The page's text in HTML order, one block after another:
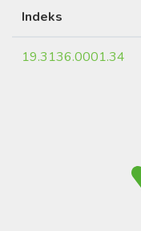
Indeks
19.3136.0001.34